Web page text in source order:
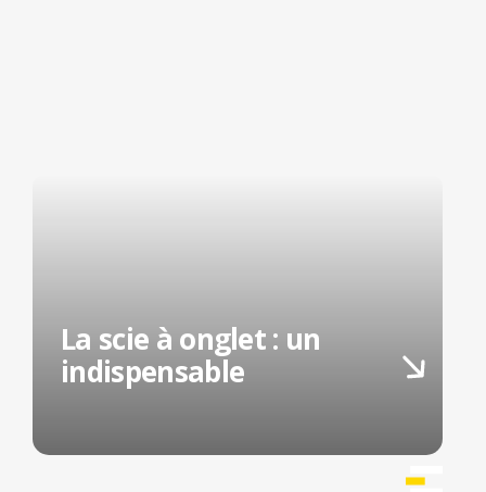
La scie à onglet : un
indispensable